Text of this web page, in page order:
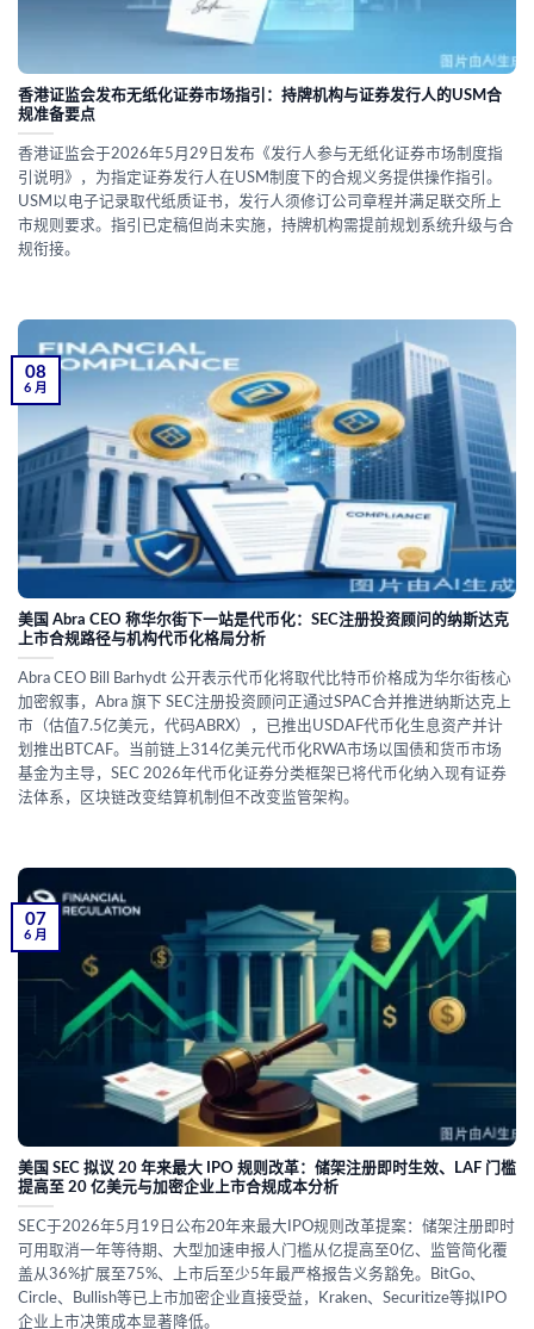
香港证监会发布无纸化证券市场指引：持牌机构与证券发行人的USM合
规准备要点
香港证监会于2026年5月29日发布《发行人参与无纸化证券市场制度指
引说明》，为指定证券发行人在USM制度下的合规义务提供操作指引。
USM以电子记录取代纸质证书，发行人须修订公司章程并满足联交所上
市规则要求。指引已定稿但尚未实施，持牌机构需提前规划系统升级与合
规衔接。
美国 Abra CEO 称华尔街下一站是代币化：SEC注册投资顾问的纳斯达克
上市合规路径与机构代币化格局分析
Abra CEO Bill Barhydt 公开表示代币化将取代比特币价格成为华尔街核心
加密叙事，Abra 旗下 SEC注册投资顾问正通过SPAC合并推进纳斯达克上
市（估值7.5亿美元，代码ABRX），已推出USDAF代币化生息资产并计
划推出BTCAF。当前链上314亿美元代币化RWA市场以国债和货币市场
基金为主导，SEC 2026年代币化证券分类框架已将代币化纳入现有证券
法体系，区块链改变结算机制但不改变监管架构。
08
6 月
美国 SEC 拟议 20 年来最大 IPO 规则改革：储架注册即时生效、LAF 门槛
提高至 20 亿美元与加密企业上市合规成本分析
SEC于2026年5月19日公布20年来最大IPO规则改革提案：储架注册即时
可用取消一年等待期、大型加速申报人门槛从亿提高至0亿、监管简化覆
盖从36%扩展至75%、上市后至少5年最严格报告义务豁免。BitGo、
Circle、Bullish等已上市加密企业直接受益，Kraken、Securitize等拟IPO
企业上市决策成本显著降低。
07
6 月